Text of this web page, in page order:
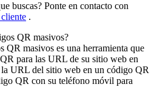
buscas? Ponte en contacto con
.
QR masivos?
QR masivos es una herramienta que
para las URL de su sitio web en
la URL del sitio web en un código QR
QR con su teléfono móvil para